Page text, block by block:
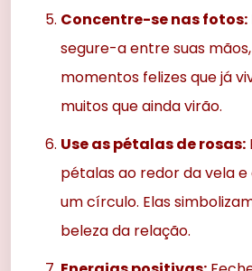
Concentre-se nas fotos:
segure-a entre suas
momentos felizes que já
muitos que ainda virão.
Use as pétalas de rosas:
pétalas ao redor da vela
um círculo. Elas
beleza da relação.